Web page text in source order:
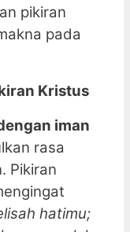
pikiran
pada
Kristus
iman
rasa
Pikiran
hatimu;